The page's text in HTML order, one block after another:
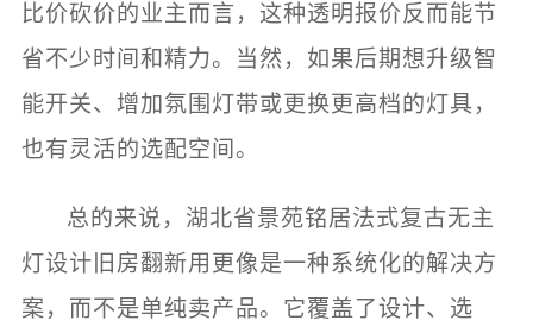
比价砍价的业主而言，这种透明报价反而能节
省不少时间和精力。当然，如果后期想升级智
能开关、增加氛围灯带或更换更高档的灯具，
也有灵活的选配空间。
总的来说，湖北省景苑铭居法式复古无主
灯设计旧房翻新用更像是一种系统化的解决方
案，而不是单纯卖产品。它覆盖了设计、选